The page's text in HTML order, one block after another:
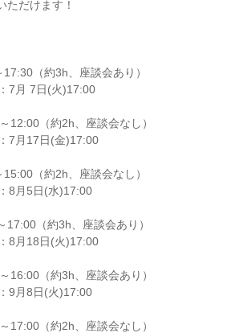
ただけます！
（約3h、座談会あり）
7月 7日(火)17:00
12:00（約2h、座談会なし）
7月17日(金)17:00
（約2h、座談会なし）
8月5日(水)17:00
（約3h、座談会あり）
8月18日(火)17:00
16:00（約3h、座談会あり）
9月8日(火)17:00
17:00（約2h、座談会なし）